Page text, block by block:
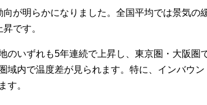
が明らかになりました。全国平均では景気の
です。
のいずれも5年連続で上昇し、東京圏・大阪圏
域内で温度差が見られます。特に、インバウ
す。